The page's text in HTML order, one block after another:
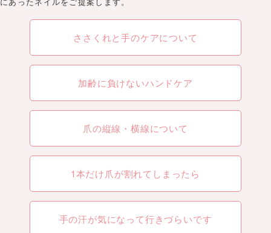
ささくれと手のケアについて
加齢に負けないハンドケア
爪の縦線・横線について
1本だけ爪が割れてしまったら
手の汗が気になって行きづらいです